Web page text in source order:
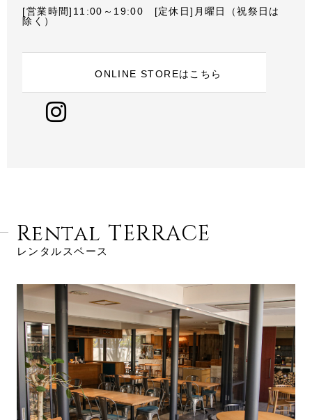
[営業時間]11:00～19:00 [定休日]月曜日（祝祭日は
除く）
ONLINE STOREはこちら
Rental TERRACE
レンタルスペース